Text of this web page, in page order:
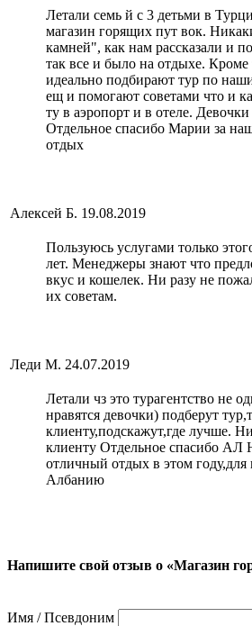
Летали семь й с 3 детьми в
магазин горящих пут вок.
камней", как нам рассказали и
так все и было на отдыхе. Кроме
идеально подбирают тур по
ещ и помогают советами что и
ту в аэропорт и в отеле.
Отдельное спасибо Марии за
отдых
Алексей Б. 19.08.2019
Пользуюсь услугами только
лет. Менеджеры знают что
вкус и кошелек. Ни разу не
их советам.
Леди М. 24.07.2019
Летали чз это турагентство не
нравятся девочки) подберут
клиенту,подскажут,где лучше.
клиенту Отдельное спасибо АЛ
отличный отдых в этом
Албанию
Напишите свой отзыв о «Магазин
Имя / Псевдоним